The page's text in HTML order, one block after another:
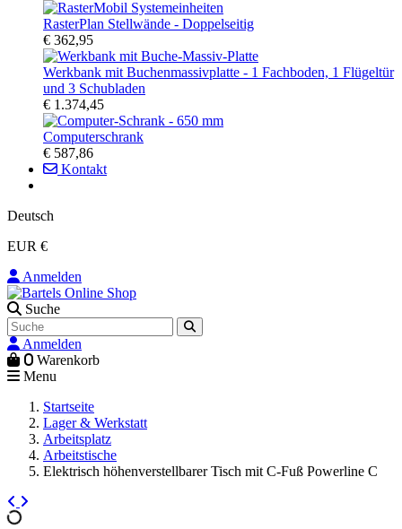
RasterPlan Stellwände - Doppelseitig
€ 362,95
Werkbank mit Buchenmassivplatte - 1 Fachboden, 1 Flügeltür
und 3 Schubladen
€ 1.374,45
Computerschrank
€ 587,86
Kontakt
Deutsch
EUR €
Anmelden
Suche
Anmelden
0 Warenkorb
Menu
Startseite
Lager & Werkstatt
Arbeitsplatz
Arbeitstische
Elektrisch höhenverstellbarer Tisch mit C-Fuß Powerline C